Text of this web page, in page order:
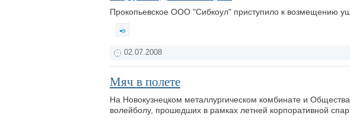
Прокопьевское ООО "Сибкоул" приступило к возмещению
02.07.2008
Мяч в полете
На Новокузнецком металлургическом комбинате и
волейболу, прошедших в рамках летней корпоративной